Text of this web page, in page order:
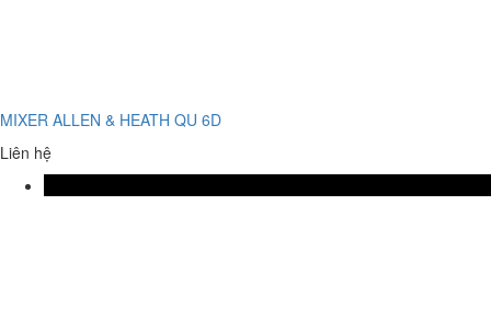
MIXER ALLEN & HEATH QU 6D
Liên hệ